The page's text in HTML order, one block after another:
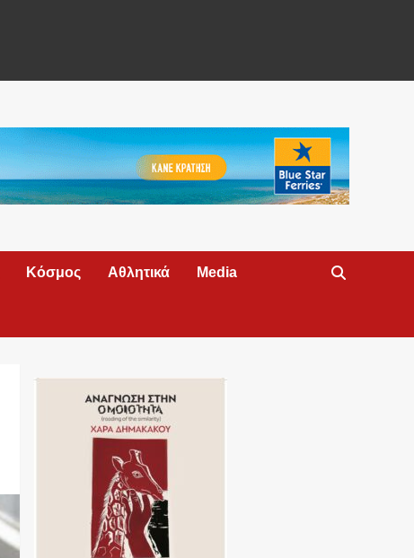
Κόσμος Αθλητικά Media